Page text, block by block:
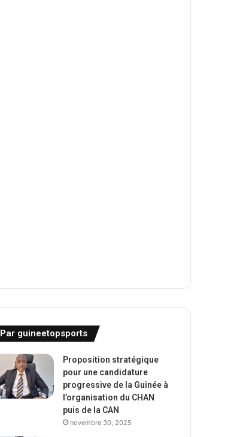
Par guineetopsports
Proposition stratégique
pour une candidature
progressive de la Guinée à
l’organisation du CHAN
puis de la CAN
novembre 30, 2025